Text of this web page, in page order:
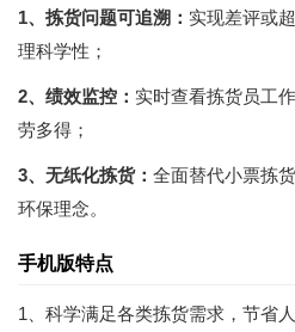
1、拣货问题可追溯： 实现差评或
理科学性；
2、绩效监控： 实时查看拣货员工
劳多得；
3、无纸化拣货： 全面替代小票拣
环保理念。
手机版特点
1、科学满足各类拣货需求，节省